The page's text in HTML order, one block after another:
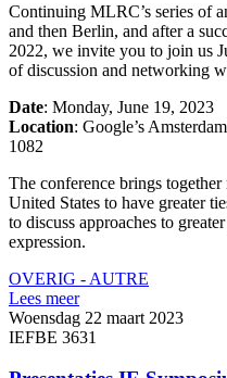
Continuing MLRC’s series of
and then Berlin, and after a
2022, we invite you to join us
of discussion and networking
Date: Monday, June 19, 2023
Location: Google’s
1082
The conference brings
United States to have greater
to discuss approaches to
expression.
OVERIG - AUTRE
Lees meer
Woensdag 22 maart 2023
IEFBE 3631